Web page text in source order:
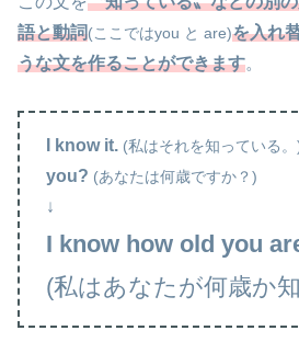
語と動詞(ここではyou と are)を入れ
うな文を作ることができます。
I know it. (私はそれを知っている。
you? (あなたは何歳ですか？)
↓
I know how old you
(私はあなたが何歳か